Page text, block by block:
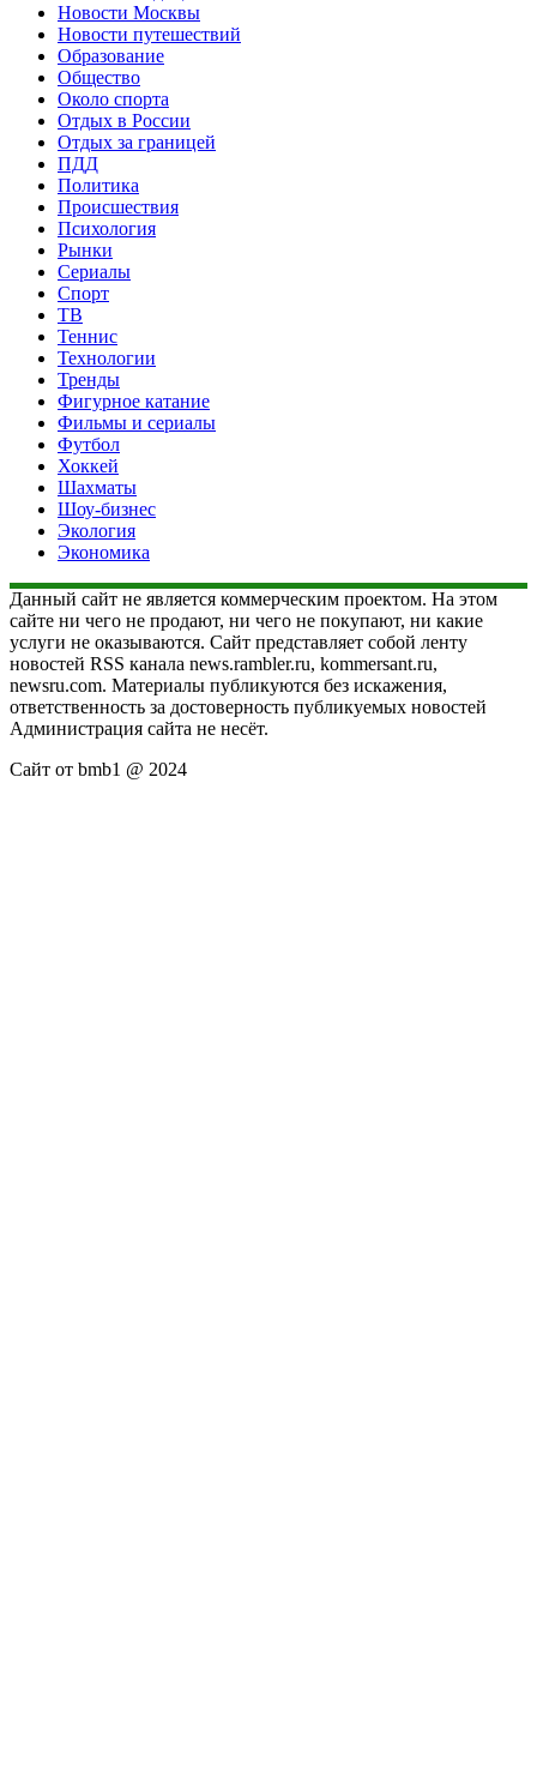
Новости Москвы
Новости путешествий
Образование
Общество
Около спорта
Отдых в России
Отдых за границей
ПДД
Политика
Происшествия
Психология
Рынки
Сериалы
Спорт
ТВ
Теннис
Технологии
Тренды
Фигурное катание
Фильмы и сериалы
Футбол
Хоккей
Шахматы
Шоу-бизнес
Экология
Экономика
Данный сайт не является коммерческим проектом. На этом
сайте ни чего не продают, ни чего не покупают, ни какие
услуги не оказываются. Сайт представляет собой ленту
новостей RSS канала news.rambler.ru, kommersant.ru,
newsru.com. Материалы публикуются без искажения,
ответственность за достоверность публикуемых новостей
Администрация сайта не несёт.
Сайт от bmb1 @ 2024